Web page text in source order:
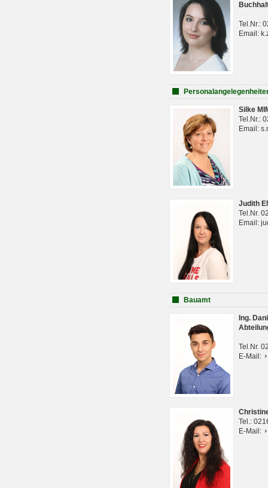
Tel.Nr.:
Email:
Silke
Tel.Nr.:
Email:
Judith
Tel.Nr.
Email:
Bauamt
Ing.
Tel.Nr.
E-Mail:
Tel.:
E-Mail: